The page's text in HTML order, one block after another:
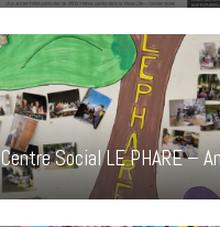
Centre Social LE PHARE –